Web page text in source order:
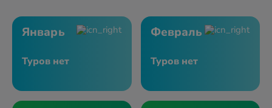
Январь
Туров нет
Февраль
Туров нет